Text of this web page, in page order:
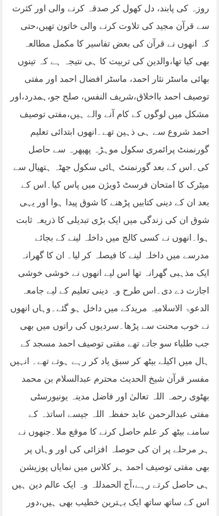
روزہ کی پابند، دل کھول کر صدقہ کرنے والی اور کثرت
سے قرآن مجید کی تلاوت کرنے والی خاتون تھیں،حتی
کہ انھوں نے قرآن کی بعض تفاسیر کا مکمل مطالعہ
بھی کیا تھا،والدین کی تربیت کا ہی نتیجہ ہے کہ تینوں
بھائی ماسٹر نثار احمد، ماسٹر افضال احمد اور مفتی
توصیف احمد بااخلاق،شریف النفس، صلح جو،ہمدرد،اور
مشکل میں لوگوں کے کام آنے والے ہیں،مفتی توصیف
احمد شروع سے ہی ذہین تھے۔انھوں ابتدائی تعلیم
گورنمنٹ پرائمری سکول موہڑہ پھپھرہ سے حاصل
کی۔اس کے بعد گورنمنٹ ہائی سکول جھٹہ ہتھیال سے
میٹرک کا امتحان فرسٹ ڈویژن میں پاس کیا۔اس کے
بعد ان کے دینی کتابیں پڑھنے کا شوق پیدا ہوا اور یہی
شوق ان کی زندگی میں ایک بڑی تبدیلی کا ذریعہ ثابت
ہوا۔انھوں نے کسی کالج میں داخلہ لینے کے بجائے
مدرسے میں داخلہ لینے کا فیصلہ کر لیا۔ ان کا گھرانہ
ایک مذہبی گھرانہ تھا اس لیے انھوں نے خوشی خوشی
اجازت دے دی۔اس طرح وہ دینی تعلیم کے لیے جامعہ
الدعوۃ الاسلامیہ مریدکے میں داخل ہو گئے۔وہاں انھوں
نے خوب محنت سے پڑھا۔سردیوں کی راتوں میں بھی
جب طلباء سو جاتے تھے مفتی توصیف احمد مسجد کے
ہال میں اکیلے بیٹھ کر سبق یاد کر رہے ہوتے تھے۔ انہیں
مفسر قرآن شیخ الحدیث محترم عبدالسلام بن محمد
بھٹوی رحمہ اللہ تعالیٰ اور فاضل مدینہ یونیورسٹی
مفتی عبدالرحمن عابد حفظہ اللہ جیسے اساتذہ کے
سامنے بیٹھ کر علم حاصل کرنے کا موقع ملا۔جنھوں نے
ہر مرحلے پر ان کی حوصلہ افزائی کی اور وہاں پر
بھی مفتی توصیف احمد ہر کلاس میں نمایاں پوزیشن
ہی حاصل کرتے رہے،آج الحمدللہ وہ ایک عالم دین ہیں
اس کے ساتھ ساتھ ایک بہترین خطیب بھی ہیں،دور